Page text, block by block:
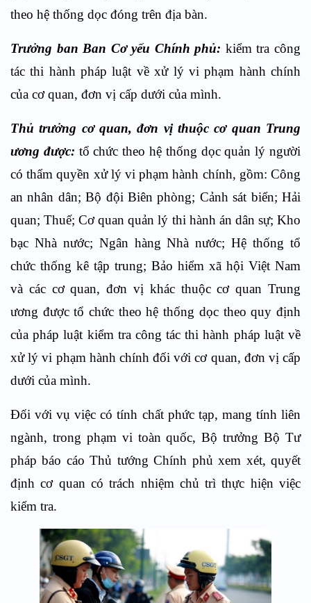
theo hệ thống dọc đóng trên địa bàn.
Trưởng ban Ban Cơ yếu Chính phủ: kiểm tra công
tác thi hành pháp luật về xử lý vi phạm hành chính
của cơ quan, đơn vị cấp dưới của mình.
Thủ trưởng cơ quan, đơn vị thuộc cơ quan Trung
ương được: tổ chức theo hệ thống dọc quản lý người
có thẩm quyền xử lý vi phạm hành chính, gồm: Công
an nhân dân; Bộ đội Biên phòng; Cảnh sát biển; Hải
quan; Thuế; Cơ quan quản lý thi hành án dân sự; Kho
bạc Nhà nước; Ngân hàng Nhà nước; Hệ thống tổ
chức thống kê tập trung; Bảo hiểm xã hội Việt Nam
và các cơ quan, đơn vị khác thuộc cơ quan Trung
ương được tổ chức theo hệ thống dọc theo quy định
của pháp luật kiểm tra công tác thi hành pháp luật về
xử lý vi phạm hành chính đối với cơ quan, đơn vị cấp
dưới của mình.
Đối với vụ việc có tính chất phức tạp, mang tính liên
ngành, trong phạm vi toàn quốc, Bộ trưởng Bộ Tư
pháp báo cáo Thủ tướng Chính phủ xem xét, quyết
định cơ quan có trách nhiệm chủ trì thực hiện việc
kiểm tra.